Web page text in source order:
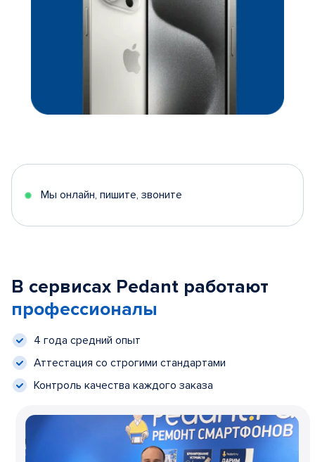
Мы онлайн, пишите, звоните
В сервисах Pedant работают
профессионалы
4 года средний опыт
Аттестация со строгими стандартами
Контроль качества каждого заказа